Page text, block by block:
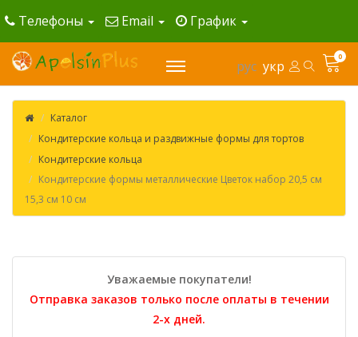
Телефоны Email График
рус укр
0
Каталог
Кондитерские кольца и раздвижные формы для тортов
Кондитерские кольца
Кондитерские формы металлические Цветок набор 20,5 см
15,3 см 10 см
Уважаемые покупатели!
Отправка заказов только после оплаты в течении
2-х дней.